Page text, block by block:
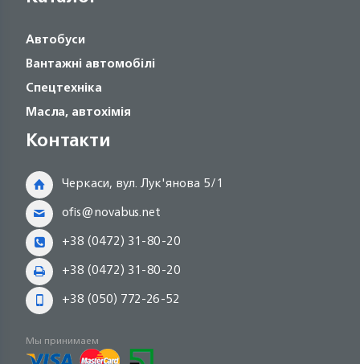
Автобуси
Вантажні автомобілі
Спецтехніка
Масла, автохімія
Контакти
Черкаси, вул. Лук'янова 5/1
ofis@novabus.net
+38 (0472) 31-80-20
+38 (0472) 31-80-20
+38 (050) 772-26-52
Мы принимаем